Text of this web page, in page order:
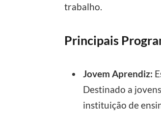
trabalho.
Principais
Jovem Aprendiz:
Destinado a
instituição de